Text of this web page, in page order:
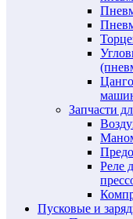
Запчасти
Реле
Пусковые и